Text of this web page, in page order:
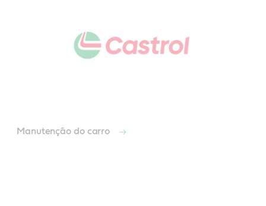
Manutenção do carro